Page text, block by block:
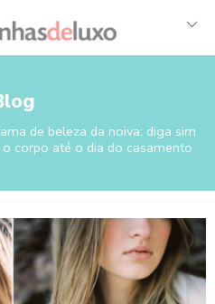
de beleza da noiva: diga sim
corpo até o dia do casamento